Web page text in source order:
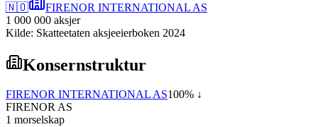
🇳🇴
FIRENOR INTERNATIONAL AS
1 000 000 aksjer
Kilde: Skatteetaten aksjeeierboken 2024
Konsernstruktur
FIRENOR INTERNATIONAL AS100% ↓
FIRENOR AS
1 morselskap